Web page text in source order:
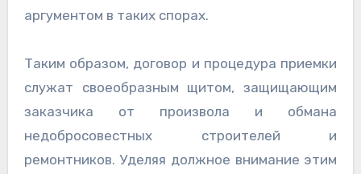
аргументом в таких спорах.
Таким образом, договор и процедура приемки
служат своеобразным щитом, защищающим
заказчика от произвола и обмана
недобросовестных строителей и
ремонтников. Уделяя должное внимание этим